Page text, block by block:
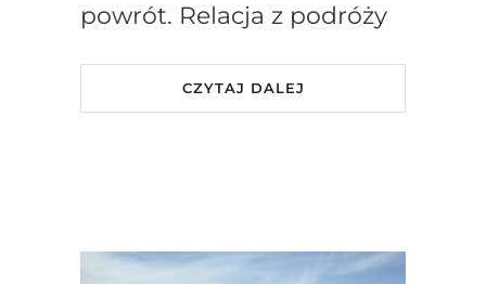
powrót. Relacja z podróży
CZYTAJ DALEJ